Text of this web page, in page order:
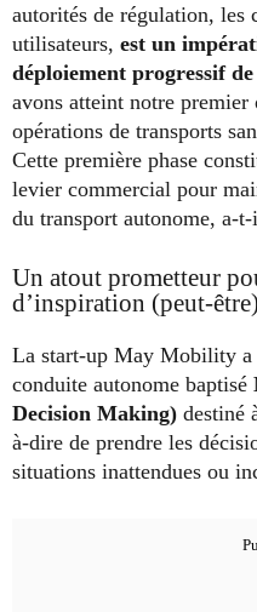
autorités de régulation, les
utilisateurs, est un
déploiement progressif
avons atteint notre
opérations de transports
Cette première phase
levier commercial pour
du transport autonome, a-
Un atout prometteur
d’inspiration (peut-
La start-up May Mobility a
conduite autonome baptisé
Decision Making) destiné
à-dire de prendre les
situations inattendues ou